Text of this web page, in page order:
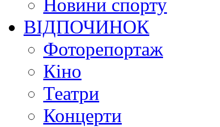
Новини спорту
ВІДПОЧИНОК
Фоторепортаж
Кіно
Театри
Концерти